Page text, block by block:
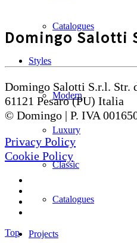
Catalogues
Styles
Modern
Luxury
Classic
Catalogues
Projects
Domingo Salotti
Domingo Salotti S.r.l. Str.
61121 Pesaro (PU) Italia
© Domingo | P. IVA
Privacy Policy
Cookie Policy
Top